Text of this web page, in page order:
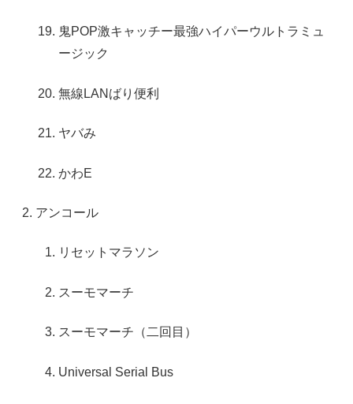
鬼POP激キャッチー最強ハイパーウルトラミュ
ージック
無線LANばり便利
ヤバみ
かわE
アンコール
リセットマラソン
スーモマーチ
スーモマーチ（二回目）
Universal Serial Bus